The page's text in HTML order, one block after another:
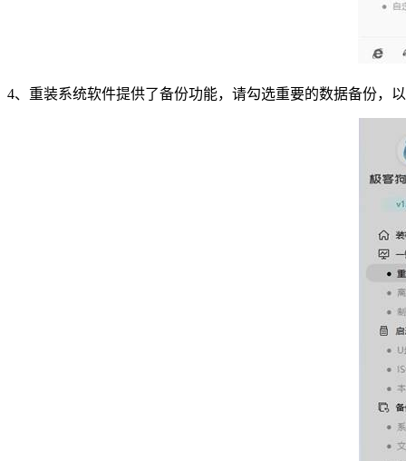
4、重装系统软件提供了备份功能，请勾选重要的数据备份，